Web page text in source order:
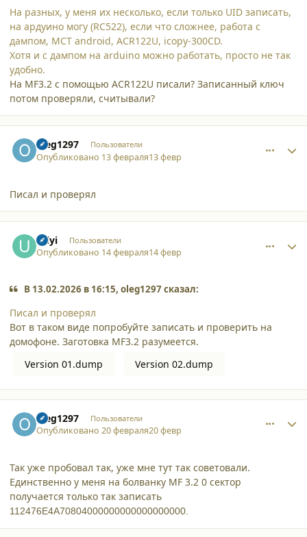
На разных, у меня их несколько, если только UID записать,
на ардуино могу (RC522), если что сложнее, работа с
дампом, MСT android, ACR122U, icopy-300CD.
Хотя и с дампом на arduino можно работать, просто не так
удобно.
На MF3.2 с помощью ACR122U писали? Записанный ключ
потом проверяли, считывали?
oleg1297 Пользователи
Опубликовано 13 февраля13 февр
Писал и проверял
Uilyi Пользователи
Опубликовано 14 февраля14 февр
В 13.02.2026 в 16:15, oleg1297 сказал:
Писал и проверял
Вот в таком виде попробуйте записать и проверить на
домофоне. Заготовка MF3.2 разумеется.
Version 01.dump
Version 02.dump
oleg1297 Пользователи
Опубликовано20 февраля20 февр
Так уже пробовал так, уже мне тут так советовали.
Единственно у меня на болванку MF 3.2 0 сектор
получается только так записать
112476E4A70804000000000000000000.